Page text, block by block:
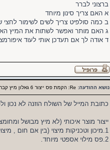
ברצוני לברר
א האם צריך סינון מיוחד
ב כמה סולפיט צריך לשים לשימור לחצי
ג האם מותר ואפשר לשתות את המיץ
ד אודה לך אם תעדכן אותי לעוד
נושא ההודעה: Re: הקמת פס ייצור 6 גאלון מיץ קברנה בוואקום להכנת יין ביתי
כתובת המייל של השולח הוזנה לא נכון
ייצור מוצר איכותי (לא מיץ מבושל
1.מיכון וטכניקות מיצוי (בין אם חום , מיצוי אנזימטי או שניהם)
2.פס מילוי אספטי מיוחד.